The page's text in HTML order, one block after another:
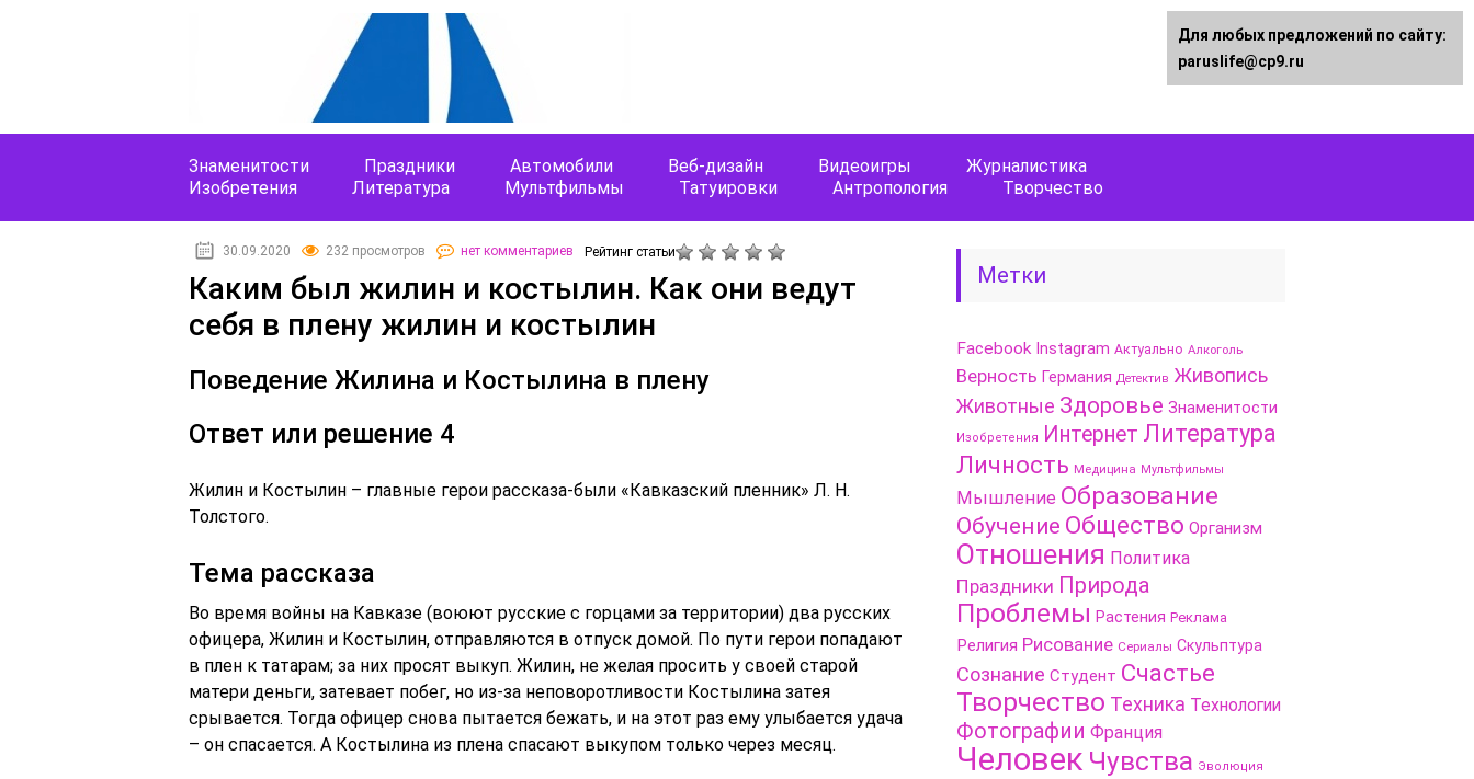
Знаменитости Праздники Автомобили Веб-дизайн Видеоигры
Журналистика
Изобретения
Литература Мультфильмы Татуировки Антропология Творчество
30.09.2020 232 просмотров нет комментариев Рейтинг статьи
Каким был жилин и костылин. Как они ведут
себя в плену жилин и костылин
Поведение Жилина и Костылина в плену
Ответ или решение 4
Жилин и Костылин – главные герои рассказа-были «Кавказский пленник» Л. Н.
Толстого.
Тема рассказа
Во время войны на Кавказе (воюют русские с горцами за территории) два русских
офицера, Жилин и Костылин, отправляются в отпуск домой. По пути герои попадают
в плен к татарам; за них просят выкуп. Жилин, не желая просить у своей старой
матери деньги, затевает побег, но из-за неповоротливости Костылина затея
срывается. Тогда офицер снова пытается бежать, и на этот раз ему улыбается удача
– он спасается. А Костылина из плена спасают выкупом только через месяц.
Метки
Facebook Instagram Актуально Алкоголь
Верность Германия Детектив Живопись
Животные Здоровье Знаменитости
Изобретения Интернет Литература
Личность Медицина Мультфильмы
Мышление Образование
Обучение Общество Организм
Отношения Политика
Праздники Природа
Проблемы Растения Реклама
Религия Рисование Сериалы Скульптура
Сознание Студент Счастье
Творчество Техника Технологии
Фотографии Франция
Человек Чувства Эволюция
Для любых предложений по сайту:
paruslife@cp9.ru